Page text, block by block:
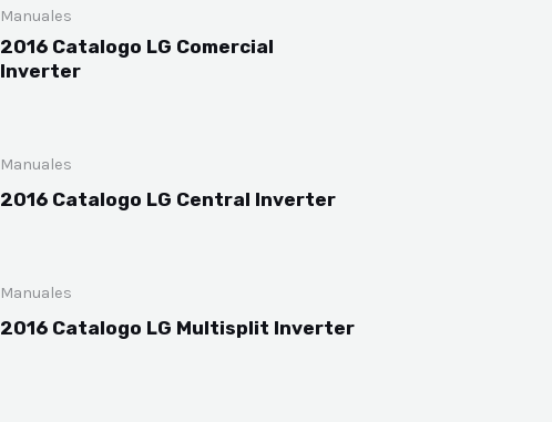
Manuales
2016 Catalogo LG Comercial
Inverter
Manuales
2016 Catalogo LG Central Inverter
Manuales
2016 Catalogo LG Multisplit Inverter